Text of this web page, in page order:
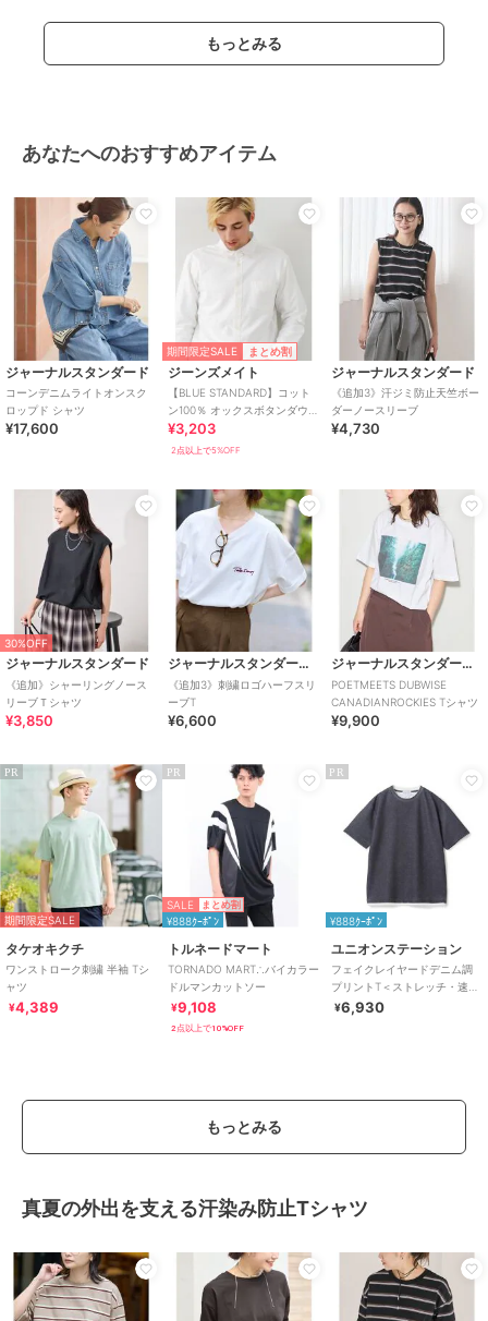
もっとみる
あなたへのおすすめアイテム
ジャーナルスタンダード
コーンデニムライトオンスク
ロップド シャツ
¥17,600
期間限定SALE まとめ割
ジーンズメイト
【BLUE STANDARD】コット
ン100％ オックスボタンダウン
シャツ
¥3,203
2点以上で5%OFF
ジャーナルスタンダード
《追加3》汗ジミ防止天竺ボー
ダーノースリーブ
¥4,730
30%OFF
ジャーナルスタンダード
《追加》シャーリングノース
リーブＴシャツ
¥3,850
ジャーナルスタンダード レリューム
《追加3》刺繍ロゴハーフスリ
ーブT
¥6,600
ジャーナルスタンダード レサージュ
POETMEETS DUBWISE
CANADIANROCKIES Tシャツ
¥9,900
PR
期間限定SALE
タケオキクチ
ワンストローク刺繍 半袖 Tシ
ャツ
¥4,389
PR
SALE まとめ割
¥888ｸｰﾎﾟﾝ
トルネードマート
TORNADO MART∴バイカラー
ドルマンカットソー
¥9,108
2点以上で10%OFF
PR
¥888ｸｰﾎﾟﾝ
ユニオンステーション
フェイクレイヤードデニム調
プリントT＜ストレッチ・速
乾・ハンドウォッシャブル・
¥6,930
もっとみる
真夏の外出を支える汗染み防止Tシャツ